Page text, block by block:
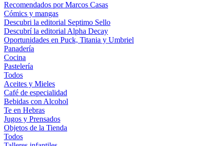
Recomendados por Marcos Casas
Cómics y mangas
Descubri la editorial Septimo Sello
Descubrí la editorial Alpha Decay
Oportunidades en Puck, Titania y Umbriel
Panadería
Cocina
Pastelería
Todos
Aceites y Mieles
Café de especialidad
Bebidas con Alcohol
Te en Hebras
Jugos y Prensados
Objetos de la Tienda
Todos